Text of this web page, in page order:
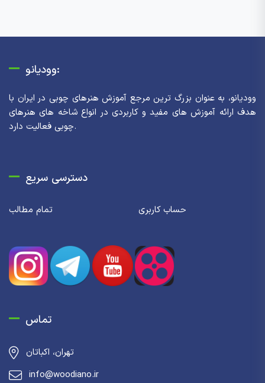
وودیانو:
وودیانو، به عنوان بزرگ ترین مرجع آموزش هنرهای چوبی در ایران با
هدف ارائه آموزش های مفید و کاربردی در انواع شاخه های هنرهای
چوبی فعالیت دارد.
دسترسی سریع
تمام مطالب حساب کاربری
تماس
تهران، اکباتان
info@woodiano.ir